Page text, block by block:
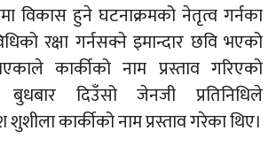
विकास हुने घटनाक्रमको नेतृत्व गर्नका
रक्षा गर्नसक्ने इमान्दार छवि भएको
कार्कीको नाम प्रस्ताव गरिएको
दिउँसो जेनजी प्रतिनिधिले
शुशीला कार्कीको नाम प्रस्ताव गरेका थिए।